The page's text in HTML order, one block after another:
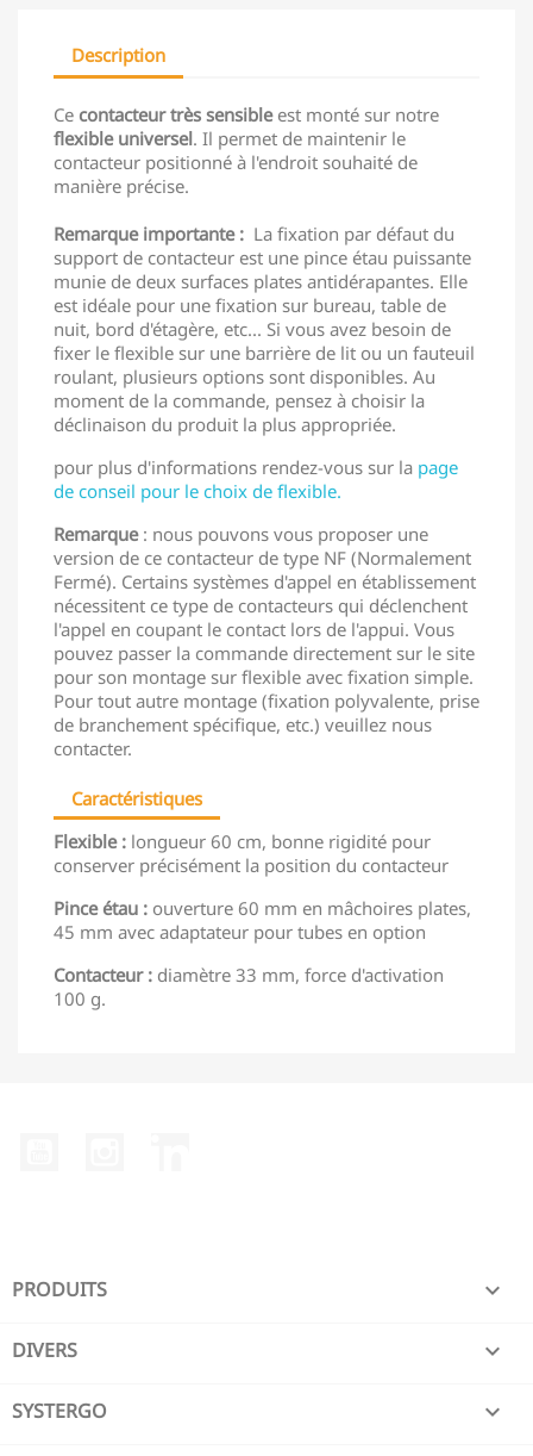
Description
Ce contacteur très sensibleest monté sur notre
flexible universel. Il permet de maintenir le
contacteur positionné à l'endroit souhaité de
manière précise.
Remarque importante : La fixation par défaut du
support de contacteur est une pince étau puissante
munie de deux surfaces plates antidérapantes. Elle
est idéale pour une fixation sur bureau, table de
nuit, bord d'étagère, etc... Si vous avez besoin de
fixer le flexible sur une barrière de lit ou un fauteuil
roulant, plusieurs options sont disponibles. Au
moment de la commande, pensez à choisir la
déclinaison du produit la plus appropriée.
pour plus d'informations rendez-vous sur la page
de conseil pour le choix de flexible.
Remarque: nous pouvons vous proposer une
version de ce contacteur de type NF (Normalement
Fermé). Certains systèmes d'appel en établissement
nécessitent ce type de contacteurs qui déclenchent
l'appel en coupant le contact lors de l'appui. Vous
pouvez passer la commande directement sur le site
pour son montage sur flexible avec fixation simple.
Pour tout autre montage (fixation polyvalente, prise
de branchement spécifique, etc.) veuillez nous
contacter.
Caractéristiques
Flexible : longueur 60 cm, bonne rigidité pour
conserver précisément la position du contacteur
Pince étau : ouverture 60 mm en mâchoires plates,
45 mm avec adaptateur pour tubes en option
Contacteur : diamètre 33 mm, force d'activation
100 g.
PRODUITS 
DIVERS 
SYSTERGO 